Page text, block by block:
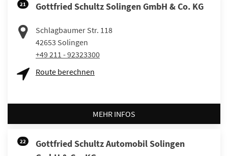
21 Gottfried Schultz Solingen GmbH & Co. KG
Schlagbaumer Str. 118
42653 Solingen
+49 211 - 92323300
Route berechnen
MEHR INFOS
22
Gottfried Schultz Automobil Solingen